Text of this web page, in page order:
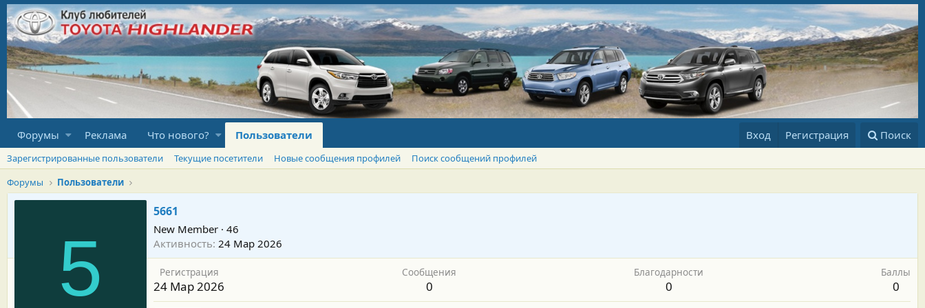
Форумы Реклама Что нового? Пользователи Вход Регистрация Поиск
Зарегистрированные пользователи Текущие посетители Новые сообщения профилей
Поиск сообщений профилей
Форумы
Пользователи
5
5661
New Member · 46
Активность 24 Мар 2026
Регистрация
24 Мар 2026
Сообщения
0
Благодарности
0
Баллы
0